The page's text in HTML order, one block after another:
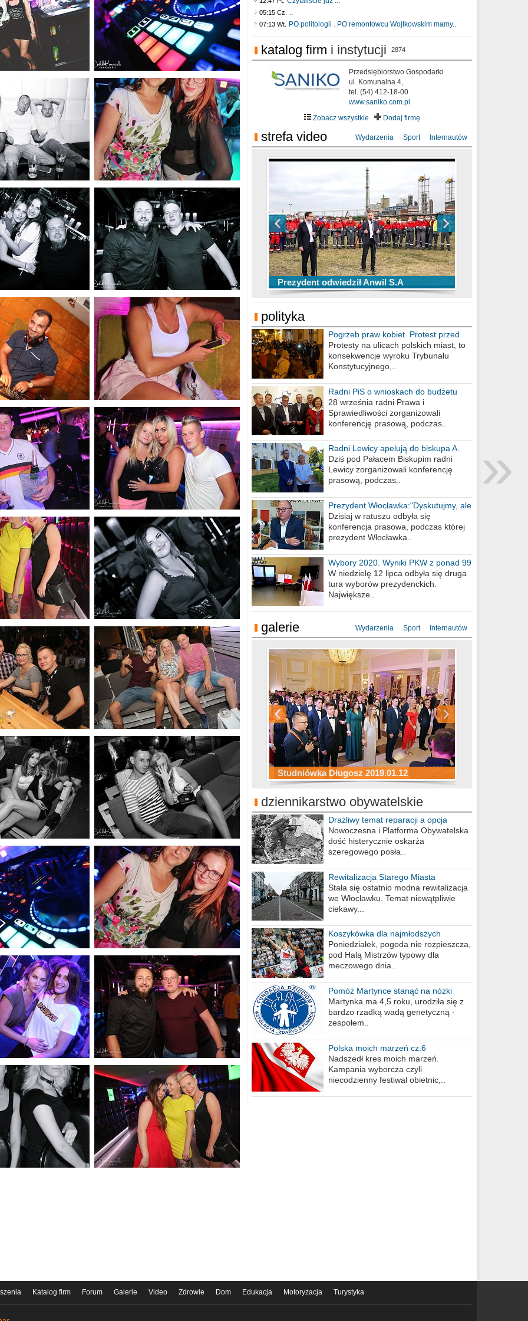
05:15 Cz. ..
07:13 Wt. PO politologii . PO remontowcu Wojtkowskim mamy..
katalog firm i instytucji 2874
Przedsiębiorstwo Gospodarki
ul. Komunalna 4,
tel. (54) 412-18-00
www.saniko.com.pl
Zobacz wszystkie
Dodaj firmę
strefa video Wydarzenia Sport Internautów
Prezydent odwiedził Anwil S.A
TOP 10 przechwytów Anwilu Włocławek
w EBL w sezonie 2019/2020
TOP 5 rzutów Anwilu Włocławek w BCL
w sezonie 2019/2020
Ni To Ponk - W oczach mamy strach
sixf33t .Last Year DRONE FOOTAGE
Włocławek
XXIII Sesja Rady Miasta Włocławek VIII
kadencji w dniu 09.06.2020 r.
polityka
Pogrzeb praw kobiet. Protest przed
biurem poselskim PiS
Protesty na ulicach polskich miast, to
konsekwencje wyroku Trybunału
Konstytucyjnego,..
Radni PiS o wnioskach do budżetu
miasta na 2021 rok
28 września radni Prawa i
Sprawiedliwości zorganizowali
konferencję prasową, podczas..
Radni Lewicy apelują do biskupa A.
Wiesława Meringa
Dziś pod Pałacem Biskupim radni
Lewicy zorganizowali konferencję
prasową, podczas..
Prezydent Włocławka:"Dyskutujmy, ale
nie obrażajmy się”
Dzisiaj w ratuszu odbyła się
konferencja prasowa, podczas której
prezydent Włocławka..
Wybory 2020. Wyniki PKW z ponad 99
procent obwodów
W niedzielę 12 lipca odbyła się druga
tura wyborów prezydenckich.
Największe..
galerie Wydarzenia Sport Internautów
Studniówka Długosz 2019.01.12
ZS Budowlanych 2019.01.12
Studniówka LZK 2019.01.11
Studniówka Kopernik 2019.01.11
Studniówka LMK 2019.01.05
Studniówka ZS Ekonomicznych
2019.01.05
dziennikarstwo obywatelskie
Drażliwy temat reparacji a opcja
berlińska
Nowoczesna i Platforma Obywatelska
dość histerycznie oskarża
szeregowego posła..
Rewitalizacja Starego Miasta
Stała się ostatnio modna rewitalizacja
we Włocławku. Temat niewątpliwie
ciekawy...
Koszykówka dla najmłodszych
Poniedziałek, pogoda nie rozpieszcza,
pod Halą Mistrzów typowy dla
meczowego dnia..
Pomóż Martynce stanąć na nóżki
Martynka ma 4,5 roku, urodziła się z
bardzo rzadką wadą genetyczną -
zespołem..
Polska moich marzeń cz.6
Nadszedł kres moich marzeń.
Kampania wyborcza czyli
niecodzienny festiwal obietnic,..
Katalog firm Forum Galerie Video Zdrowie Dom Edukacja Motoryzacja Turystyka
»